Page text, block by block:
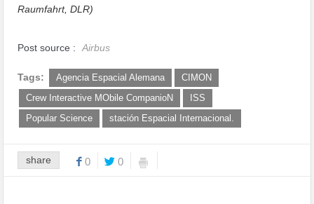
Raumfahrt, DLR)
Post source : Airbus
Tags: Agencia Espacial Alemana
CIMON
Crew Interactive MObile CompanioN
ISS
Popular Science
stación Espacial Internacional.
share 0 0